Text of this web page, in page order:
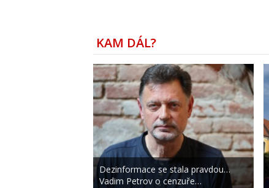
KAM DÁL?
Dezinformace se stala pravdou…
Vadim Petrov o cenzuře…